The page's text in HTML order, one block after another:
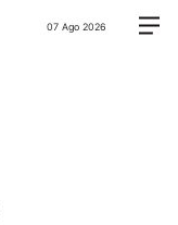
07 Ago 2026